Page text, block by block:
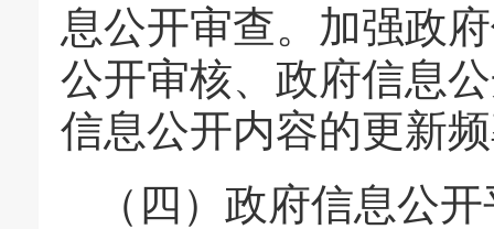
息公开审查。加强政
公开审核、政府信息
信息公开内容的更新
（四）政府信息公